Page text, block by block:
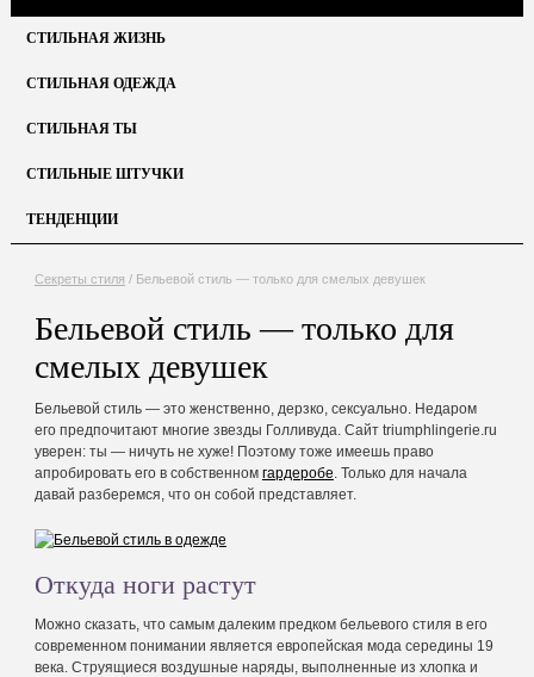
СТИЛЬНАЯ ЖИЗНЬ
СТИЛЬНАЯ ОДЕЖДА
СТИЛЬНАЯ ТЫ
СТИЛЬНЫЕ ШТУЧКИ
ТЕНДЕНЦИИ
Секреты стиля / Бельевой стиль — только для смелых девушек
Бельевой стиль — только для
смелых девушек
Бельевой стиль — это женственно, дерзко, сексуально. Недаром
его предпочитают многие звезды Голливуда. Сайт triumphlingerie.ru
уверен: ты — ничуть не хуже! Поэтому тоже имеешь право
апробировать его в собственном гардеробе. Только для начала
давай разберемся, что он собой представляет.
Откуда ноги растут
Можно сказать, что самым далеким предком бельевого стиля в его
современном понимании является европейская мода середины 19
века. Струящиеся воздушные наряды, выполненные из хлопка и